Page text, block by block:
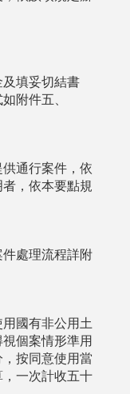
填妥切結書
附件五、
通行案件，依
，依本要點規
處理流程詳附
國有非公用土
個案情形準用
按同意使用當
一次計收五十